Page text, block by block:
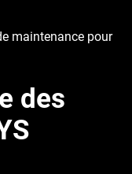
maintenance pour
des